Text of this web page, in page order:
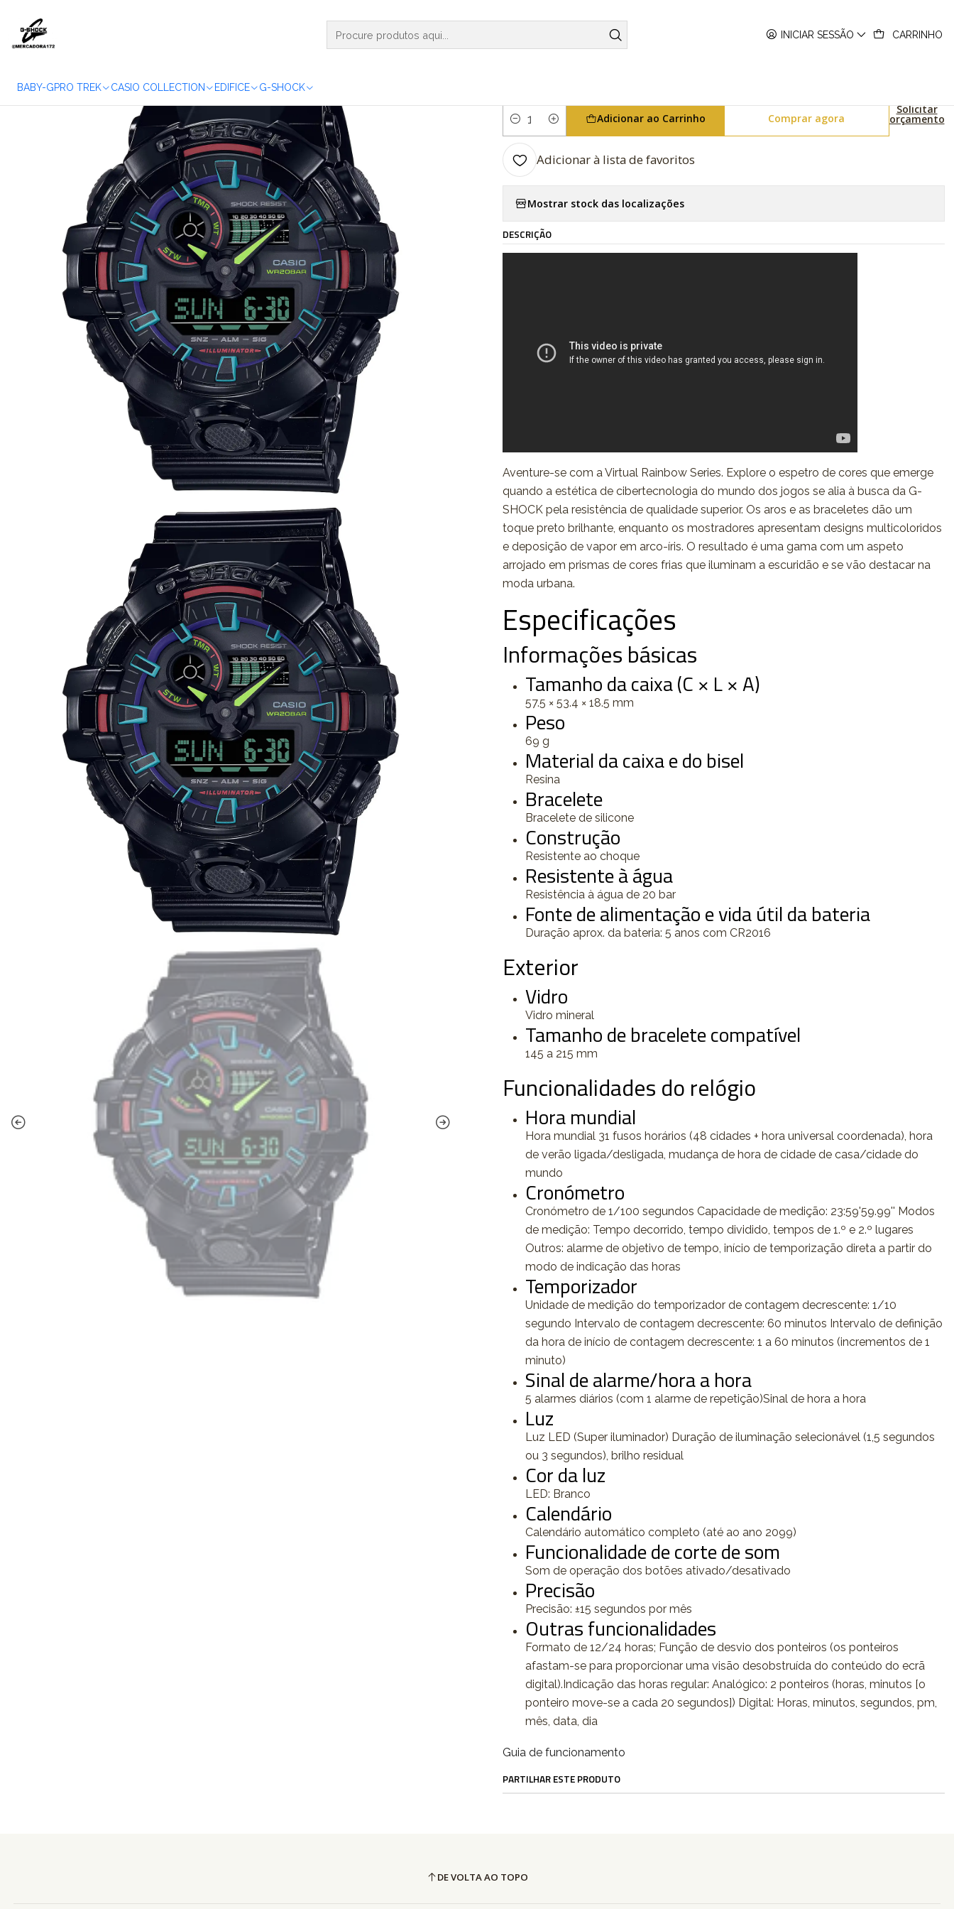
INICIAR SESSÃO CARRINHO
BABY-GPRO TREK CASIO COLLECTION EDIFICE G-SHOCK
Quantidade
Adicionar ao Carrinho Comprar agora
Solicitar
orçamento
Adicionar à lista de favoritos
Mostrar stock das localizações
DESCRIÇÃO
Aventure-se com a Virtual Rainbow Series. Explore o espetro de cores que emerge
quando a estética de cibertecnologia do mundo dos jogos se alia à busca da G-
SHOCK pela resistência de qualidade superior. Os aros e as braceletes dão um
toque preto brilhante, enquanto os mostradores apresentam designs multicoloridos
e deposição de vapor em arco-íris. O resultado é uma gama com um aspeto
arrojado em prismas de cores frias que iluminam a escuridão e se vão destacar na
moda urbana.
Especificações
Informações básicas
Tamanho da caixa (C × L × A)
57.5 × 53.4 × 18.5 mm
Peso
69 g
Material da caixa e do bisel
Resina
Bracelete
Bracelete de silicone
Construção
Resistente ao choque
Resistente à água
Resistência à água de 20 bar
Fonte de alimentação e vida útil da bateria
Duração aprox. da bateria: 5 anos com CR2016
Exterior
Vidro
Vidro mineral
Tamanho de bracelete compatível
145 a 215 mm
Funcionalidades do relógio
Hora mundial
Hora mundial 31 fusos horários (48 cidades + hora universal coordenada), hora
de verão ligada/desligada, mudança de hora de cidade de casa/cidade do
mundo
Cronómetro
Cronómetro de 1/100 segundos Capacidade de medição: 23:59'59.99'' Modos
de medição: Tempo decorrido, tempo dividido, tempos de 1.º e 2.º lugares
Outros: alarme de objetivo de tempo, início de temporização direta a partir do
modo de indicação das horas
Temporizador
Unidade de medição do temporizador de contagem decrescente: 1/10
segundo Intervalo de contagem decrescente: 60 minutos Intervalo de definição
da hora de início de contagem decrescente: 1 a 60 minutos (incrementos de 1
minuto)
Sinal de alarme/hora a hora
5 alarmes diários (com 1 alarme de repetição)Sinal de hora a hora
Luz
Luz LED (Super iluminador) Duração de iluminação selecionável (1,5 segundos
ou 3 segundos), brilho residual
Cor da luz
LED: Branco
Calendário
Calendário automático completo (até ao ano 2099)
Funcionalidade de corte de som
Som de operação dos botões ativado/desativado
Precisão
Precisão: ±15 segundos por mês
Outras funcionalidades
Formato de 12/24 horas; Função de desvio dos ponteiros (os ponteiros
afastam-se para proporcionar uma visão desobstruída do conteúdo do ecrã
digital).Indicação das horas regular: Analógico: 2 ponteiros (horas, minutos [o
ponteiro move-se a cada 20 segundos]) Digital: Horas, minutos, segundos, pm,
mês, data, dia
Guia de funcionamento
PARTILHAR ESTE PRODUTO
DE VOLTA AO TOPO